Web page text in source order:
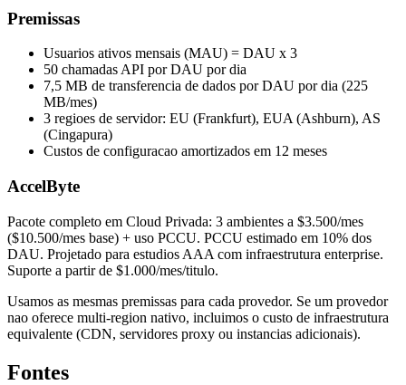
Premissas
Usuarios ativos mensais (MAU) = DAU x 3
50 chamadas API por DAU por dia
7,5 MB de transferencia de dados por DAU por dia (225
MB/mes)
3 regioes de servidor: EU (Frankfurt), EUA (Ashburn), AS
(Cingapura)
Custos de configuracao amortizados em 12 meses
AccelByte
Pacote completo em Cloud Privada: 3 ambientes a $3.500/mes
($10.500/mes base) + uso PCCU. PCCU estimado em 10% dos
DAU. Projetado para estudios AAA com infraestrutura enterprise.
Suporte a partir de $1.000/mes/titulo.
Usamos as mesmas premissas para cada provedor. Se um provedor
nao oferece multi-region nativo, incluimos o custo de infraestrutura
equivalente (CDN, servidores proxy ou instancias adicionais).
Fontes